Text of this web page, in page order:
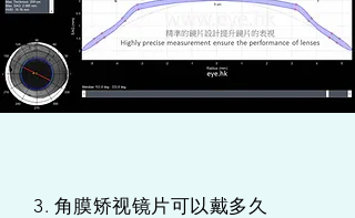
3. 角膜矫视镜片可以戴多久